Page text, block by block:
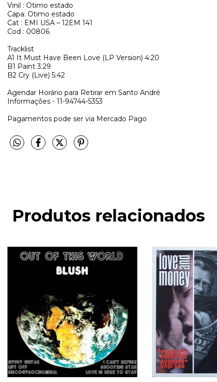
Vinil : Otimo estado
Capa: Otimo estado
Cat : EMI USA ‎– 12EM 141
Cod : 00806
Tracklist
A1 It Must Have Been Love (LP Version) 4:20
B1 Paint 3:29
B2 Cry (Live) 5:42
Agendar Horário para Retirar em Santo André
Informações - 11-94744-5353
Pagamentos pode ser via Mercado Pago
Produtos relacionados